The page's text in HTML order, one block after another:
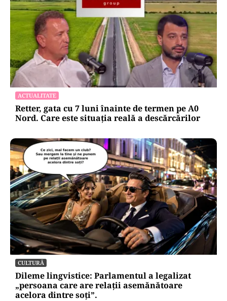
ACTUALITATE
Retter, gata cu 7 luni înainte de termen pe A0
Nord. Care este situația reală a descărcărilor
CULTURĂ
Dileme lingvistice: Parlamentul a legalizat
„persoana care are relații asemănătoare
acelora dintre soți”.